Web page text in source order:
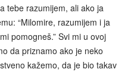
tebe razumijem, ali ako ja
“Milomire, razumijem i ja
pomogneš.” Svi mi u ovoj
da priznamo ako je neko
kažemo, da je bio takav